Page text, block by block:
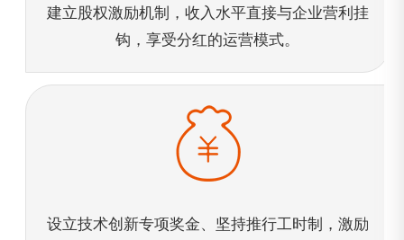
建立股权激励机制，收入水平直接与企业营利挂
钩，享受分红的运营模式。
设立技术创新专项奖金、坚持推行工时制，激励